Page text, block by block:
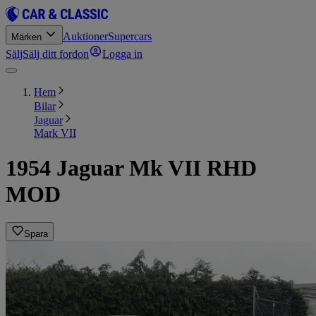
Märken AuktionerSupercars
SäljSälj ditt fordon Logga in
Hem
Bilar
Jaguar
Mark VII
1954 Jaguar Mk VII RHD
MOD
Spara